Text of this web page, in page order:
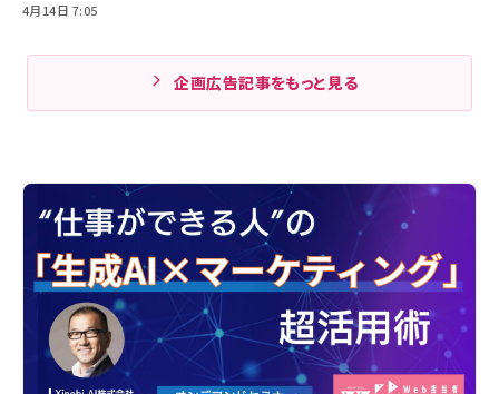
4月14日 7:05
企画広告記事をもっと見る